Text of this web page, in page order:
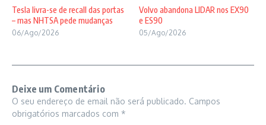
Tesla livra-se de recall das portas
– mas NHTSA pede mudanças
06/Ago/2026
Volvo abandona LIDAR nos EX90
e ES90
05/Ago/2026
Deixe um Comentário
O seu endereço de email não será publicado. Campos
obrigatórios marcados com *